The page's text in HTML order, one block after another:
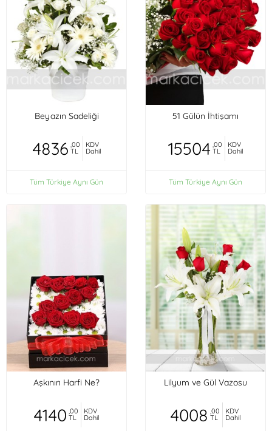
Beyazın Sadeliği
4836 ,00
TL
KDV
Dahil
Tüm Türkiye Aynı Gün
51 Gülün İhtişamı
15504 ,00
TL
KDV
Dahil
Tüm Türkiye Aynı Gün
Aşkının Harfi Ne?
4140 ,00
TL
KDV
Dahil
Lilyum ve Gül Vazosu
4008 ,00
TL
KDV
Dahil